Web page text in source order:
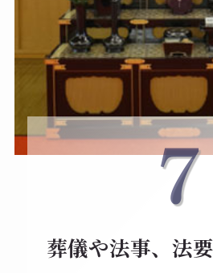
葬儀や法事、法